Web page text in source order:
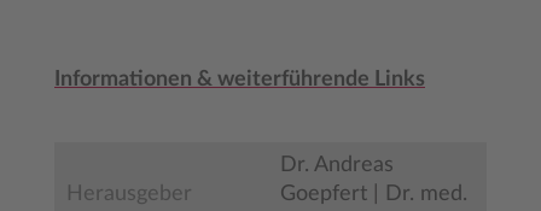
Informationen & weiterführende Links
Herausgeber
Dr. Andreas
Goepfert | Dr. med.